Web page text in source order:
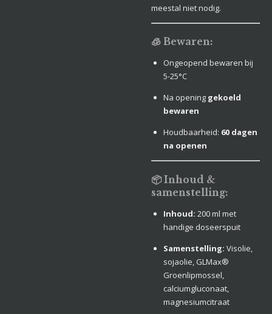
meestal niet nodig.
🧊 Bewaren:
Ongeopend bewaren bij
5-25°C
Na opening gekoeld
bewaren
Houdbaarheid: 60 dagen
na openen
📦 Inhoud &
samenstelling:
Inhoud: 200 ml met
handige doseerspuit
Samenstelling: Visolie,
sojaolie, GLMax®
Groenlipmossel,
calciumgluconaat,
magnesiumcitraat